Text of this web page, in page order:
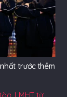
trước thềm